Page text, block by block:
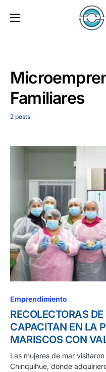
Familiares
2 posts
Emprendimiento
RECOLECTORAS
CAPACITAN EN LA
MARISCOS CON
Las mujeres de mar
Chinquihue, donde